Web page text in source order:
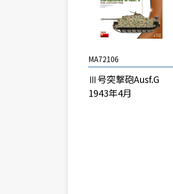
MA72106
Ⅲ号突撃砲Ausf.G
1943年4月